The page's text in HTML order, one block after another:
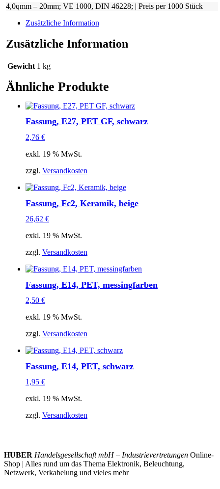
4,0qmm – 20mm; VE 1000, DIN 46228; | Preis per 1000 Stück
Zusätzliche Information
Zusätzliche Information
Gewicht 1 kg
Ähnliche Produkte
Fassung, E27, PET GF, schwarz
2,76 €
exkl. 19 % MwSt.
zzgl. Versandkosten
Fassung, Fc2, Keramik, beige
26,62 €
exkl. 19 % MwSt.
zzgl. Versandkosten
Fassung, E14, PET, messingfarben
2,50 €
exkl. 19 % MwSt.
zzgl. Versandkosten
Fassung, E14, PET, schwarz
1,95 €
exkl. 19 % MwSt.
zzgl. Versandkosten
HUBER Handelsgesellschaft mbH – Industrievertretungen Online-
Shop | Alles rund um das Thema Elektronik, Beleuchtung,
Netzwerk, Verkabelung und vieles mehr